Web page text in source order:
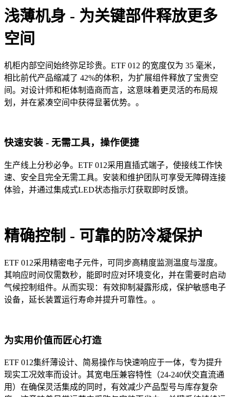
浅薄机身 - 为关键部件释放更多
空间
机柜内部空间始终弥足珍贵。ETF 012 的宽度仅为 35 毫米，
相比前代产品缩减了 42%的体积，为扩展组件释放了宝贵空
间。对设计师和柜体制造商而言，这意味着更灵活的布局规
划，并在紧凑空间中获得显著优势。。
快速安装 - 无需工具，操作便捷
生产线上分秒必争。ETF 012采用直插式端子，使接线工作快
速、安全且完全无需工具。安装和维护团队可享受无障碍连接
体验，并通过集成式LED状态指示灯获取即时反馈。
精确控制 - 可靠的防冷凝保护
ETF 012采用精密电子元件，可同步高精度监测温度与湿度。
其响应时间仅需数秒，能即时应对环境变化，并在需要时启动
气候控制组件。从而实现：有效抑制凝露形成，保护敏感电子
设备，延长装置运行寿命并提升可靠性。。
为实用价值而匠心打造
ETF 012集纤薄设计、简易操作与快速响应于一体，专为提升
现实工况效率而设计。其宽电压兼容特性（24-240伏交直流通
用）在确保灵活集成的同时，有效减少产品型号与库存复杂